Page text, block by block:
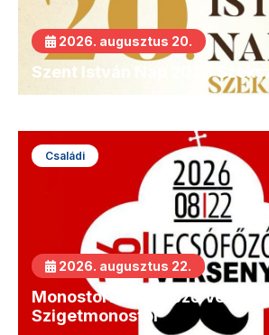
2026. augusztus 20.
Szent István Nap 2026
Családi
2026. augusztus 22.
Monostori Lecsófőző
Szigetmonostor